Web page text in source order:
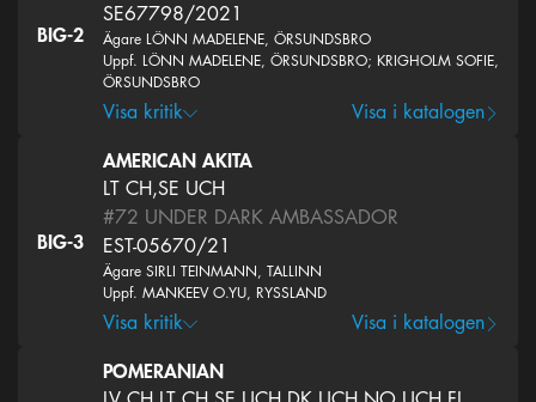
BIG-2
SE67798/2021
Ägare LÖNN MADELENE, ÖRSUNDSBRO
Uppf. LÖNN MADELENE, ÖRSUNDSBRO; KRIGHOLM SOFIE,
ÖRSUNDSBRO
Visa kritik Visa i katalogen
BIG-3
AMERICAN AKITA
LT CH,SE UCH
#72 UNDER DARK AMBASSADOR
EST-05670/21
Ägare SIRLI TEINMANN, TALLINN
Uppf. MANKEEV O.YU, RYSSLAND
Visa kritik Visa i katalogen
POMERANIAN